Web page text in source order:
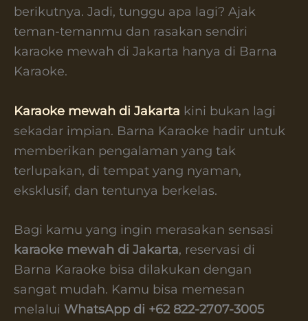
berikutnya. Jadi, tunggu apa lagi? Ajak
teman-temanmu dan rasakan sendiri
karaoke mewah di Jakarta hanya di Barna
Karaoke.
Karaoke mewah di Jakarta kini bukan lagi
sekadar impian. Barna Karaoke hadir untuk
memberikan pengalaman yang tak
terlupakan, di tempat yang nyaman,
eksklusif, dan tentunya berkelas.
Bagi kamu yang ingin merasakan sensasi
karaoke mewah di Jakarta, reservasi di
Barna Karaoke bisa dilakukan dengan
sangat mudah. Kamu bisa memesan
melalui WhatsApp di +62 822-2707-3005